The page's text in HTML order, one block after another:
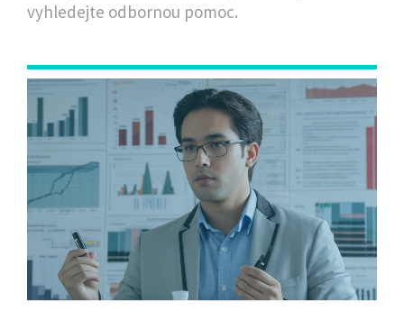
vyhledejte odbornou pomoc.